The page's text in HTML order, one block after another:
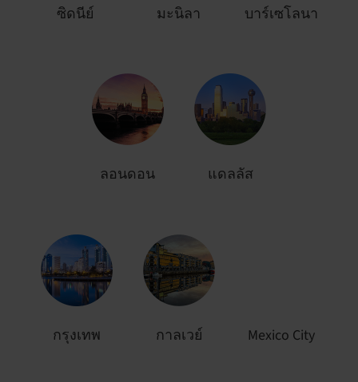
ซิดนีย์ มะนิลา บาร์เซโลนา
ลอนดอน แดลลัส
กรุงเทพ กาลเวย์ Mexico City